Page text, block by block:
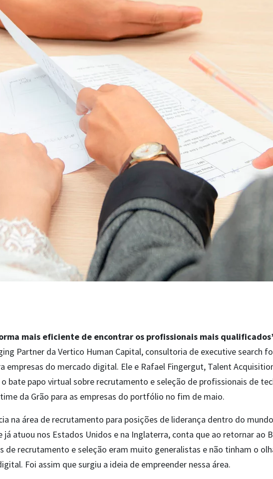
mais eficiente de encontrar os profissionais mais
Partner da Vertico Human Capital, consultoria de executive search
empresas do mercado digital. Ele e Rafael Fingergut, Talent
bate papo virtual sobre recrutamento e seleção de profissionais de
da Grão para as empresas do portfólio no fim de maio.
na área de recrutamento para posições de liderança dentro do
já atuou nos Estados Unidos e na Inglaterra, conta que ao retornar ao
de recrutamento e seleção eram muito generalistas e não tinham o
Foi assim que surgiu a ideia de empreender nessa área.